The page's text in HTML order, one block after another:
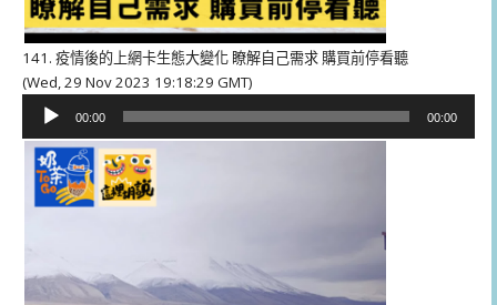
141. 疫情後的上網卡生態大變化 瞭解自己需求 購買前停看聽
(Wed, 29 Nov 2023 19:18:29 GMT)
播
器
00:00 00:00